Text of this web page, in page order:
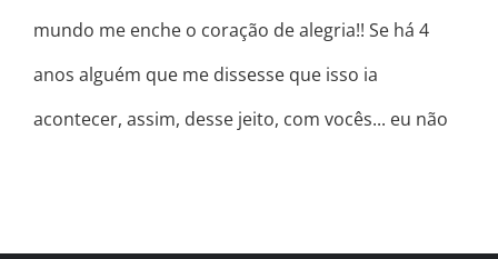
mundo me enche o coração de alegria!! Se há 4
anos alguém que me dissesse que isso ia
acontecer, assim, desse jeito, com vocês... eu não